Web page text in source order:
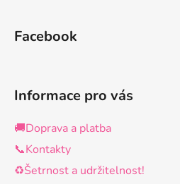
Facebook
Informace pro vás
🚚Doprava a platba
📞Kontakty
♻️Šetrnost a udržitelnost!